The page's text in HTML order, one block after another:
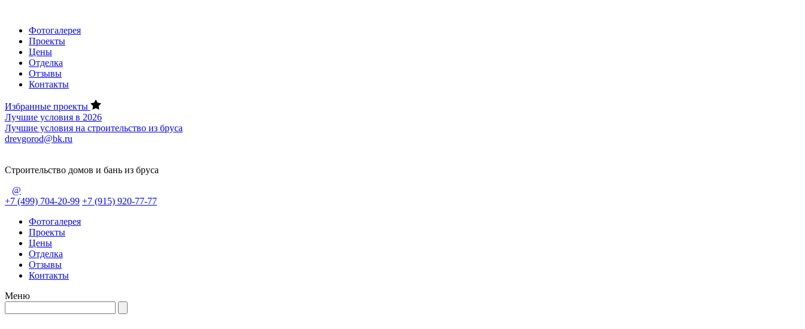
Фотогалерея
Проекты
Цены
Отделка
Отзывы
Контакты
Избранные проекты
Лучшие условия в 2026
Лучшие условия на строительство из бруса
drevgorod@bk.ru
Строительство домов и бань из бруса
@
+7 (499) 704-20-99 +7 (915) 920-77-77
Фотогалерея
Проекты
Цены
Отделка
Отзывы
Контакты
Меню